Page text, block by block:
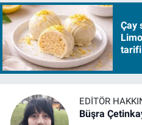
Çay
EDITÖR
Büşra